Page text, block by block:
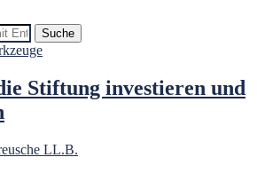
Suche
Stiftung investieren und
LL.B.